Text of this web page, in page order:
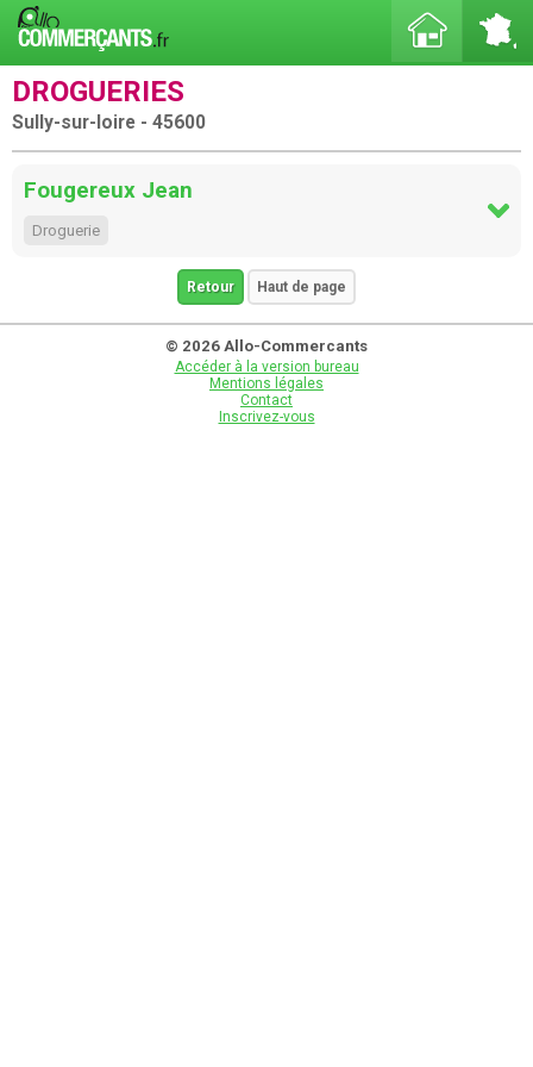
DROGUERIES
Sully-sur-loire - 45600
Fougereux Jean
Droguerie
Retour Haut de page
© 2026 Allo-Commercants
Accéder à la version bureau
Mentions légales
Contact
Inscrivez-vous